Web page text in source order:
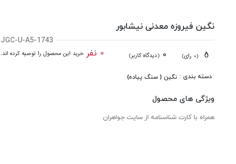
نگین فیروزه معدنی نیشابور
JGC-U-A5-1743
(0 رای) 0 (دیدگاه کاربر) 0 نفر خرید این محصول را توصیه کرده اند.
دسته بندی : نگین ( سنگ پیاده)
ویژگی های محصول
همراه با کارت شناسنامه از سایت جواهران